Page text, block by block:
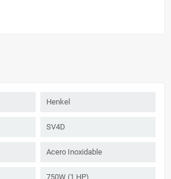
Henkel
SV4D
Acero Inoxidable
750W (1 HP)